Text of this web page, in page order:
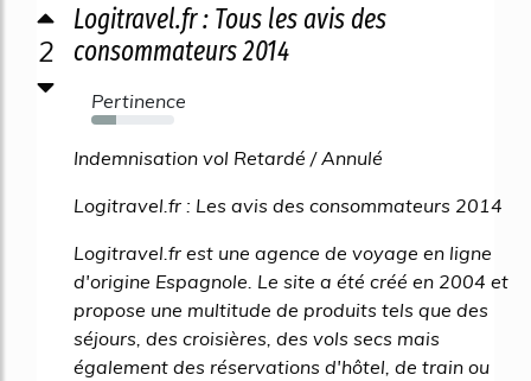
2
Logitravel.fr : Tous les avis des
consommateurs 2014
Pertinence
30%
Indemnisation vol Retardé / Annulé
Logitravel.fr : Les avis des consommateurs 2014
Logitravel.fr est une agence de voyage en ligne
d'origine Espagnole. Le site a été créé en 2004 et
propose une multitude de produits tels que des
séjours, des croisières, des vols secs mais
également des réservations d'hôtel, de train ou